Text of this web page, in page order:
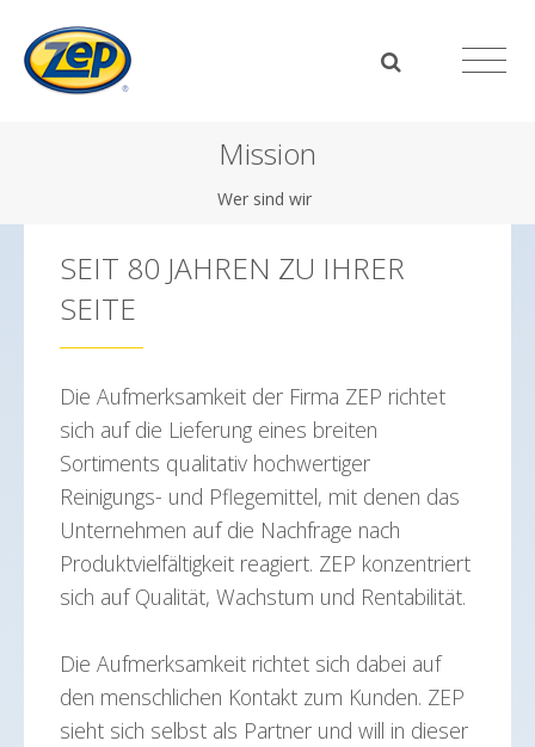
Mission
Wer sind wir
SEIT 80 JAHREN ZU IHRER
SEITE
Die Aufmerksamkeit der Firma ZEP richtet
sich auf die Lieferung eines breiten
Sortiments qualitativ hochwertiger
Reinigungs- und Pflegemittel, mit denen das
Unternehmen auf die Nachfrage nach
Produktvielfältigkeit reagiert. ZEP konzentriert
sich auf Qualität, Wachstum und Rentabilität.
Die Aufmerksamkeit richtet sich dabei auf
den menschlichen Kontakt zum Kunden. ZEP
sieht sich selbst als Partner und will in dieser